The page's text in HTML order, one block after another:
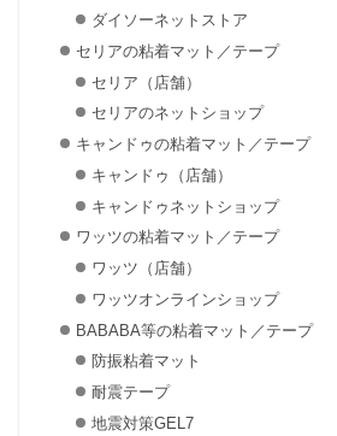
ダイソーネットストア
セリアの粘着マット／テープ
セリア（店舗）
セリアのネットショップ
キャンドゥの粘着マット／テープ
キャンドゥ（店舗）
キャンドゥネットショップ
ワッツの粘着マット／テープ
ワッツ（店舗）
ワッツオンラインショップ
BABABA等の粘着マット／テープ
防振粘着マット
耐震テープ
地震対策GEL7